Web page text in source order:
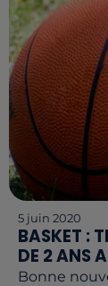
5 juin 2020
BASKET :
DE 2 ANS
Bonne